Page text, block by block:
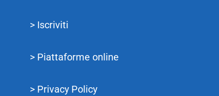
> Iscriviti
> Piattaforme online
> Privacy Policy